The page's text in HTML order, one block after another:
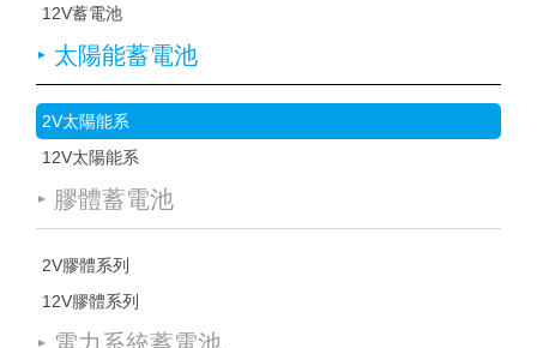
12V蓄電池
▲ 太陽能蓄電池
2V太陽能系
12V太陽能系
▲ 膠體蓄電池
2V膠體系列
12V膠體系列
▲